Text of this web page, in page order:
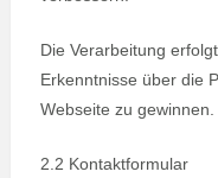
Die Verarbeitung
Erkenntnisse über die
Webseite zu gewinnen.
2.2 Kontaktformular